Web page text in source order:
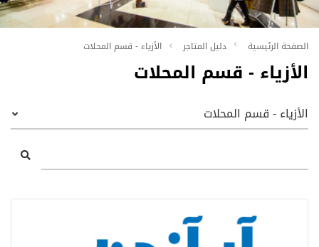
الصفحة الرئيسية دليل المتاجر الأزياء - قسم المحلات
الأزياء - قسم المحلات